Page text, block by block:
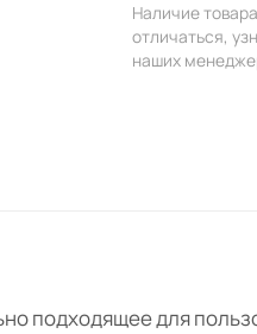
Наличие
отличаться,
наших
подходящее для